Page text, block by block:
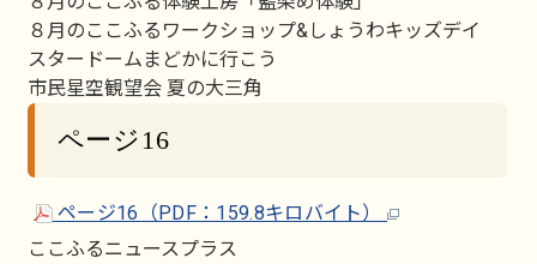
８月のここふるワークショップ&しょうわキッズデイ
スタードームまどかに行こう
市民星空観望会 夏の大三角
ページ16
ページ16（PDF：159.8キロバイト）
ここふるニュースプラス